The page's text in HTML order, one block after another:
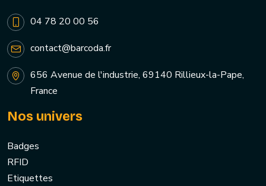
04 78 20 00 56
contact@barcoda.fr
656 Avenue de l'industrie, 69140 Rillieux-la-Pape,
France
Nos univers
Badges
RFID
Etiquettes